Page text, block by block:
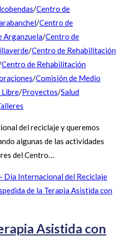
/Centro de
/Centro de
Arganzuela/Centro de
/Centro de Rehabilitación
Centro de Rehabilitación
/Comisión de Medio
Libre/Proyectos/Salud
del reciclaje y queremos
algunas de las actividades
del Centro…
Día Internacional del Reciclaje
Asistida con